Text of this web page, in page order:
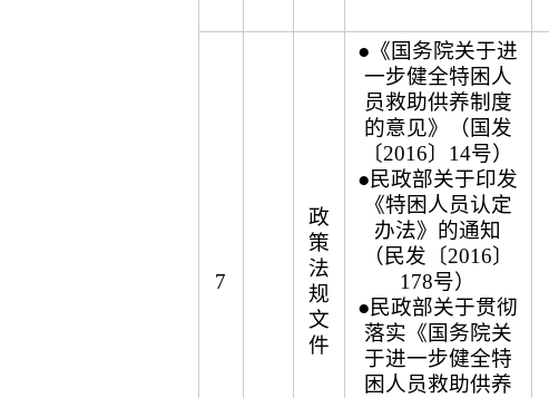
7
政
策
法
规
文
件
●《国务院关于进
一步健全特困人
员救助供养制度
的意见》（国发
〔2016〕14号）
●民政部关于印发
《特困人员认定
办法》的通知
（民发〔2016〕
178号）
●民政部关于贯彻
落实《国务院关
于进一步健全特
困人员救助供养